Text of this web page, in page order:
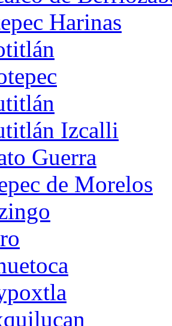
Harinas
Izcalli
Guerra
de Morelos